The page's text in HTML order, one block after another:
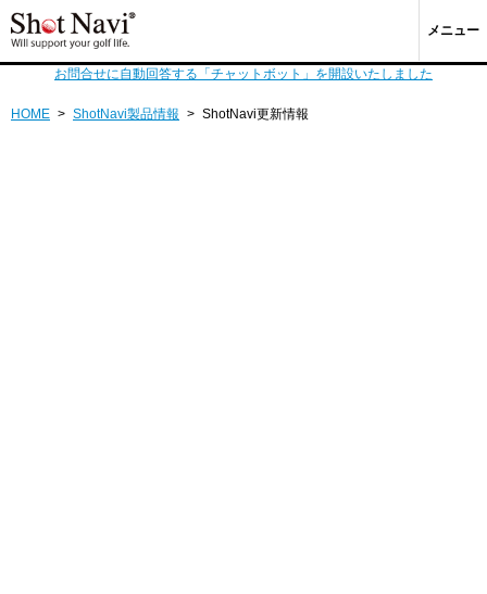
メニュー
お問合せに自動回答する「チャットボット」を開設いたしました
HOME > ShotNavi製品情報 > ShotNavi更新情報